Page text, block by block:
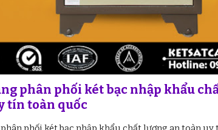
phân phối két bạc nhập khẩu
tín toàn quốc